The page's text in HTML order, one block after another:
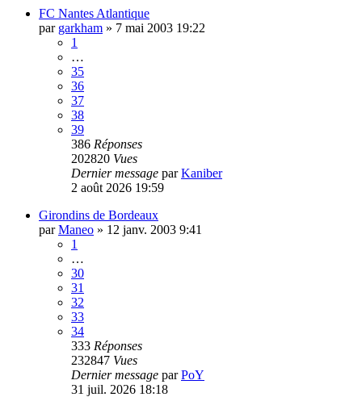
FC Nantes Atlantique
par garkham » 7 mai 2003 19:22
1
…
35
36
37
38
39
386 Réponses
202820 Vues
Dernier message parKaniber
2 août 2026 19:59
Girondins de Bordeaux
parManeo » 12 janv. 2003 9:41
1
…
30
31
32
33
34
333 Réponses
232847 Vues
Dernier message parPoY
31 juil. 2026 18:18